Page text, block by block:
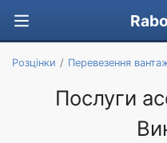
Розцінки Перевезення
Послуги